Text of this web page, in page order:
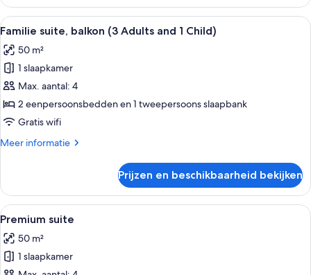
suite,
balkon
(3
Alle
foto's
voor
Familie
suite,
balkon
(3
and
laden
Een moderne hotelkamer met een
7
Familie suite, balkon (3 Adults and 1 Child)
50 m²
1 slaapkamer
Max. aantal: 4
2 eenpersoonsbedden en 1 tweepersoons slaapbank
Gratis wifi
Meer informatie
Meer
suite,
balkon
(3
and
Child)
Prijzen en beschikbaarheid bekijken
Alle
foto's
voor
Premium
Een moderne slaapkamer met een
9
Premium suite
50 m²
1 slaapkamer